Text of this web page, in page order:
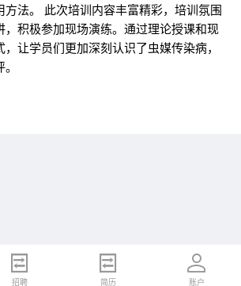
方法。 此次培训内容丰富精彩，培训氛围
，积极参加现场演练。通过理论授课和现
让学员们更加深刻认识了虫媒传染病，
招聘 简历 账户
招聘 简历 账户